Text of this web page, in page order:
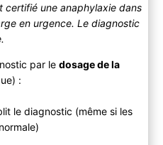
certifié une anaphylaxie dans
en urgence. Le diagnostic
par le dosage de la
:
le diagnostic (même si les